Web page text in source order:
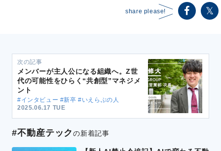
share please!
次の記事
メンバーが主人公になる組織へ。Z世
代の可能性をひらく“共創型”マネジメ
ント
#インタビュー #新卒 #いえらぶの人
2025.06.17 TUE
#不動産テックの新着記事